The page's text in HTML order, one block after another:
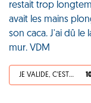
restait trop
avait les mains
son caca. J'ai dû le
mur. VDM
JE VALIDE, C'EST UNE VDM